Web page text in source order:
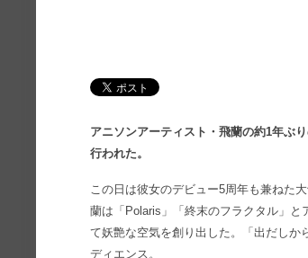
アニソンアーティスト・飛蘭の約1年ぶ
行われた。
この日は彼女のデビュー5周年も兼ねた
蘭は「Polaris」「終末のフラクタル」
て妖艶な空気を創り出した。「出だしか
ディエンス。